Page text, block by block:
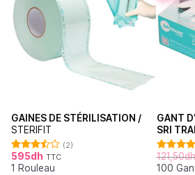
GAINES DE STÉRILISATION /
STERIFIT
Note
3.50sur
(2)
595dh TTC
1 Rouleau
GANT
SRI
Note4.67
sur 5
121,50dh
100